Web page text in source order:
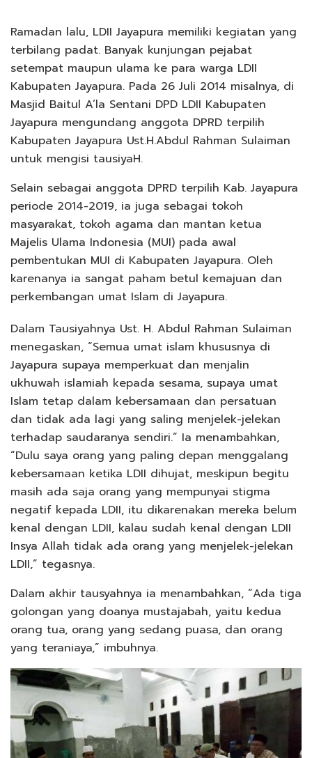
Ramadan lalu, LDII Jayapura memiliki kegiatan yang
terbilang padat. Banyak kunjungan pejabat
setempat maupun ulama ke para warga LDII
Kabupaten Jayapura. Pada 26 Juli 2014 misalnya, di
Masjid Baitul A’la Sentani DPD LDII Kabupaten
Jayapura mengundang anggota DPRD terpilih
Kabupaten Jayapura Ust.H.Abdul Rahman Sulaiman
untuk mengisi tausiyaH.
Selain sebagai anggota DPRD terpilih Kab. Jayapura
periode 2014-2019, ia juga sebagai tokoh
masyarakat, tokoh agama dan mantan ketua
Majelis Ulama Indonesia (MUI) pada awal
pembentukan MUI di Kabupaten Jayapura. Oleh
karenanya ia sangat paham betul kemajuan dan
perkembangan umat Islam di Jayapura.
Dalam Tausiyahnya Ust. H. Abdul Rahman Sulaiman
menegaskan, “Semua umat islam khususnya di
Jayapura supaya memperkuat dan menjalin
ukhuwah islamiah kepada sesama, supaya umat
Islam tetap dalam kebersamaan dan persatuan
dan tidak ada lagi yang saling menjelek-jelekan
terhadap saudaranya sendiri.” Ia menambahkan,
“Dulu saya orang yang paling depan menggalang
kebersamaan ketika LDII dihujat, meskipun begitu
masih ada saja orang yang mempunyai stigma
negatif kepada LDII, itu dikarenakan mereka belum
kenal dengan LDII, kalau sudah kenal dengan LDII
Insya Allah tidak ada orang yang menjelek-jelekan
LDII,” tegasnya.
Dalam akhir tausyahnya ia menambahkan, “Ada tiga
golongan yang doanya mustajabah, yaitu kedua
orang tua, orang yang sedang puasa, dan orang
yang teraniaya,” imbuhnya.